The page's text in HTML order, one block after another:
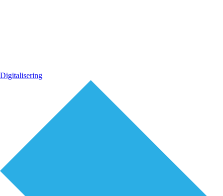
Digitalisering